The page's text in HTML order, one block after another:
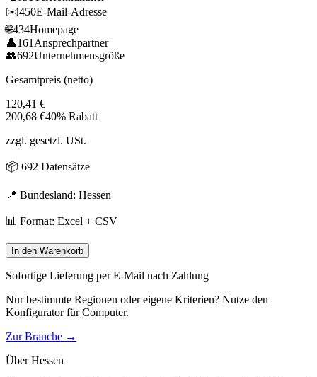
✉️450E-Mail-Adresse
🌐434Homepage
👤161 Ansprechpartner
👥692Unternehmensgröße
Gesamtpreis (netto)
120,41 €
200,68 €40% Rabatt
zzgl. gesetzl. USt.
📦 692 Datensätze
📍 Bundesland: Hessen
📊 Format: Excel + CSV
In den Warenkorb
Sofortige Lieferung per E-Mail nach Zahlung
Nur bestimmte Regionen oder eigene Kriterien? Nutze den
Konfigurator fürComputer.
Zur Branche →
ÜberHessen